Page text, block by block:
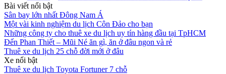
Bài viết nổi bật
Sân bay lớn nhất Đông Nam Á
Một vài kinh nghiệm du lịch Côn Đảo cho bạn
Những công ty cho thuê xe du lịch uy tín hàng đầu tại TpHCM
Đến Phan Thiết – Mũi Né ăn gì, ăn ở đâu ngon và rẻ
Thuê xe du lịch 25 chỗ đời mới ở đâu
Xe nổi bật
Thuê xe du lịch Toyota Fortuner 7 chỗ